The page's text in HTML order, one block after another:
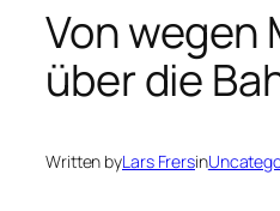
Von wegen
über die
Written byLars Frersin